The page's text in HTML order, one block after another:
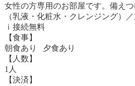
女性の方専用のお部屋です。備え
（乳液・化粧水・クレンジング）
ｉ接続無料
【食事】
朝食あり 夕食あり
【人数】
1人
【決済】